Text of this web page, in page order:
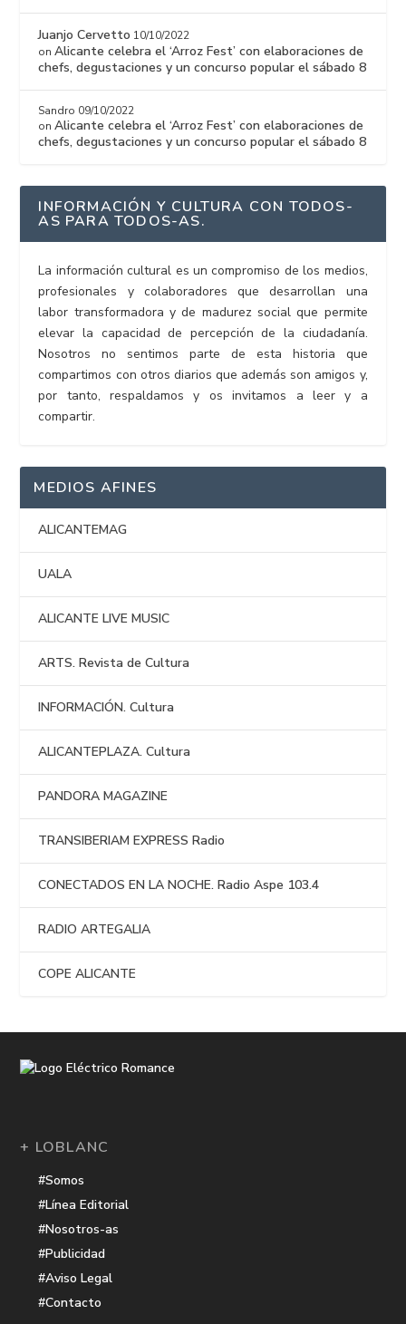
Juanjo Cervetto 10/10/2022
onAlicante celebra el ‘Arroz Fest’ con elaboraciones de
chefs, degustaciones y un concurso popular el sábado 8
Sandro 09/10/2022
onAlicante celebra el ‘Arroz Fest’ con elaboraciones de
chefs, degustaciones y un concurso popular el sábado 8
INFORMACIÓN Y CULTURA CON TODOS-
AS PARA TODOS-AS.
La información cultural es un compromiso de los medios,
profesionales y colaboradores que desarrollan una
labor transformadora y de madurez social que permite
elevar la capacidad de percepción de la ciudadanía.
Nosotros no sentimos parte de esta historia que
compartimos con otros diarios que además son amigos y,
por tanto, respaldamos y os invitamos a leer y a
compartir.
MEDIOS AFINES
ALICANTEMAG
UALA
ALICANTE LIVE MUSIC
ARTS. Revista de Cultura
INFORMACIÓN. Cultura
ALICANTEPLAZA. Cultura
PANDORA MAGAZINE
TRANSIBERIAM EXPRESS Radio
CONECTADOS EN LA NOCHE. Radio Aspe 103.4
RADIO ARTEGALIA
COPE ALICANTE
+ LOBLANC
#Somos
#Línea Editorial
#Nosotros-as
#Publicidad
#Aviso Legal
#Contacto